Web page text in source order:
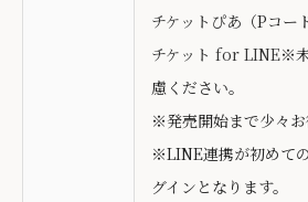
チケットぴあ （Pコー
チケット for LINE※
慮ください。
※発売開始まで少々お
※LINE連携が初めて
グインとなります。